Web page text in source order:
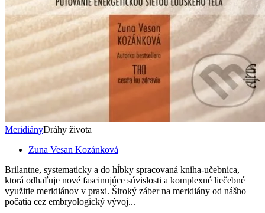
MeridiányDráhy života
Zuna Vesan Kozánková
Brilantne, systematicky a do hĺbky spracovaná kniha-učebnica,
ktorá odhaľuje nové fascinujúce súvislosti a komplexné liečebné
využitie meridiánov v praxi. Široký záber na meridiány od nášho
počatia cez embryologický vývoj...